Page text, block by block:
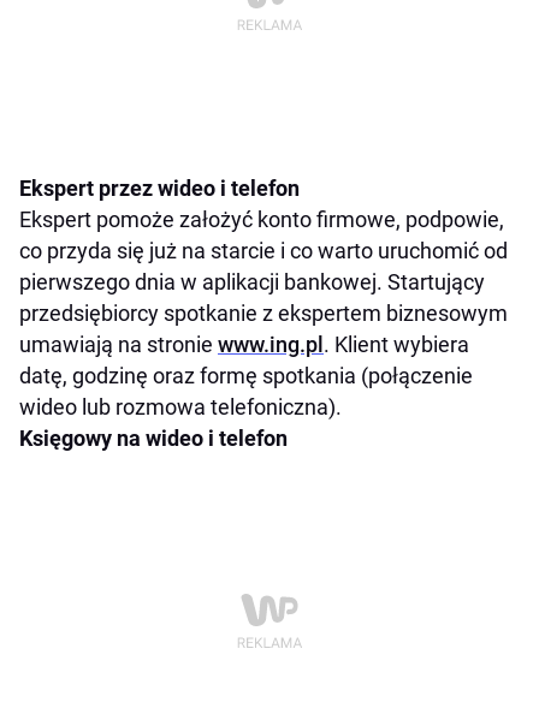
Ekspert przez wideo i telefon
Ekspert pomoże założyć konto firmowe, podpowie,
co przyda się już na starcie i co warto uruchomić od
pierwszego dnia w aplikacji bankowej. Startujący
przedsiębiorcy spotkanie z ekspertem biznesowym
umawiają na stronie www.ing.pl . Klient wybiera
datę, godzinę oraz formę spotkania (połączenie
wideo lub rozmowa telefoniczna).
Księgowy na wideo i telefon